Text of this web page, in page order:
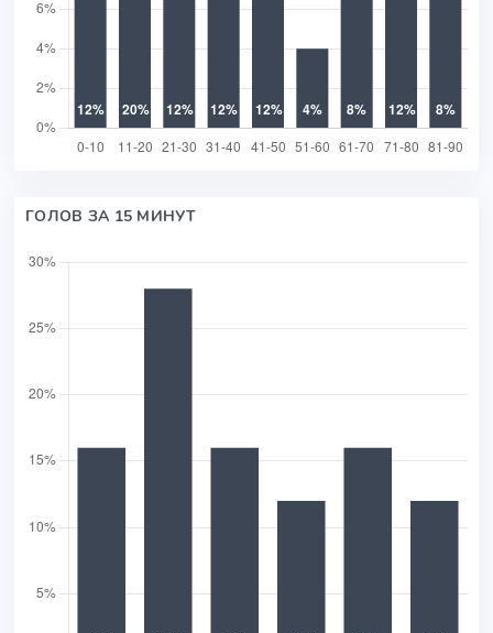
ГОЛОВ ЗА 15 МИНУТ